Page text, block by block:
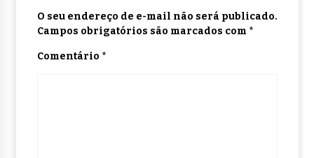
O seu endereço de e-mail não será publicado.
Campos obrigatórios são marcados com *
Comentário *